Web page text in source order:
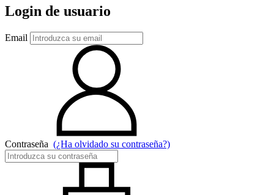
Login de usuario
Email
Contraseña (¿Ha olvidado su contraseña?)